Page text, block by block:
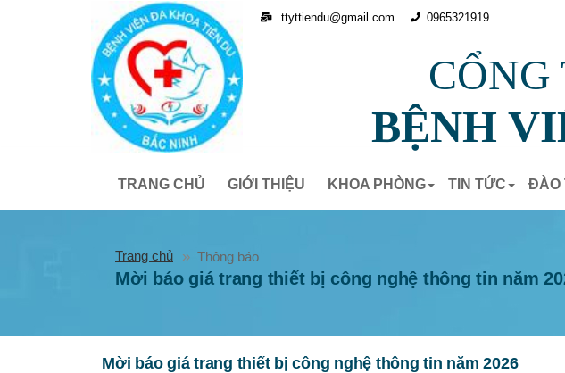
ttyttiendu@gmail.com 0965321919
BỆNH
TRANG CHỦ GIỚI THIỆU KHOA PHÒNG TIN TỨC ĐÀO
Trang chủ Thông báo
Mời báo giá trang thiết bị công nghệ thông tin năm
Mời báo giá trang thiết bị công nghệ thông tin năm 2026